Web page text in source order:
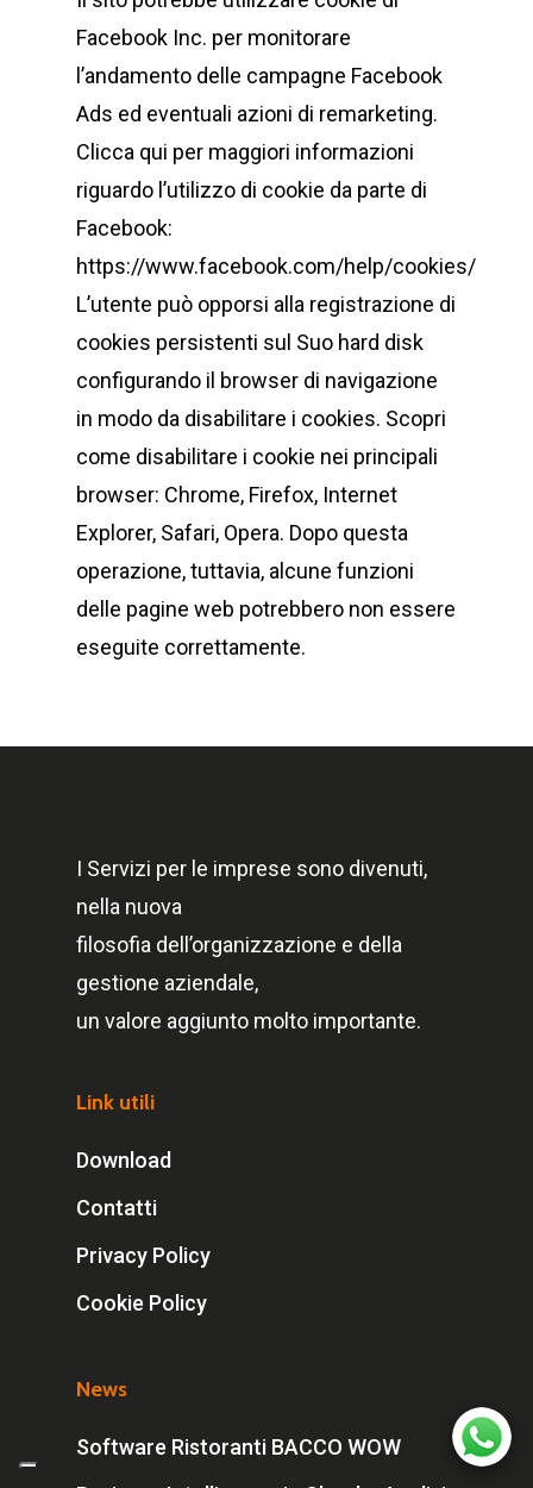
Facebook Inc. per monitorare
l’andamento delle campagne Facebook
Ads ed eventuali azioni di remarketing.
Clicca qui per maggiori informazioni
riguardo l’utilizzo di cookie da parte di
Facebook:
https://www.facebook.com/help/cookies/
L’utente può opporsi alla registrazione di
cookies persistenti sul Suo hard disk
configurando il browser di navigazione
in modo da disabilitare i cookies. Scopri
come disabilitare i cookie nei principali
browser: Chrome, Firefox, Internet
Explorer, Safari, Opera. Dopo questa
operazione, tuttavia, alcune funzioni
delle pagine web potrebbero non essere
eseguite correttamente.
I Servizi per le imprese sono divenuti,
nella nuova
filosofia dell’organizzazione e della
gestione aziendale,
un valore aggiunto molto importante.
Link utili
Download
Contatti
Privacy Policy
Cookie Policy
News
Software Ristoranti BACCO WOW